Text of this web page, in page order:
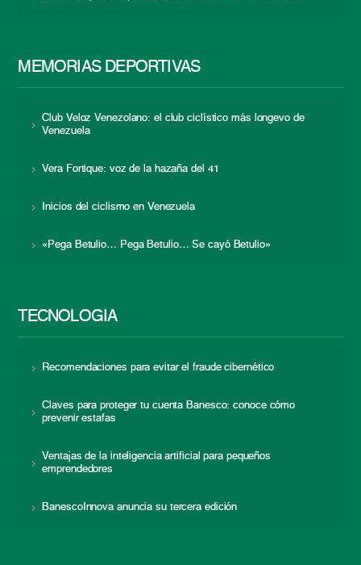
MEMORIAS DEPORTIVAS
Club Veloz Venezolano: el club ciclístico más longevo de
Venezuela
Vera Fortique: voz de la hazaña del 41
Inicios del ciclismo en Venezuela
«Pega Betulio… Pega Betulio… Se cayó Betulio»
TECNOLOGÍA
Recomendaciones para evitar el fraude cibernético
Claves para proteger tu cuenta Banesco: conoce cómo
prevenir estafas
Ventajas de la inteligencia artificial para pequeños
emprendedores
BanescoInnova anuncia su tercera edición